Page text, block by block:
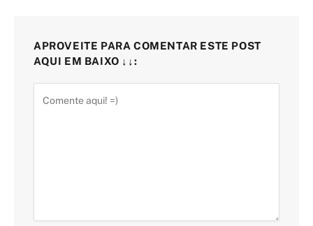
APROVEITE PARA COMENTAR ESTE POST
AQUI EM BAIXO ↓↓: